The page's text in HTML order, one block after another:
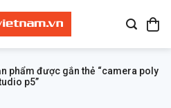
phẩm được gắn thẻ “camera poly
p5”